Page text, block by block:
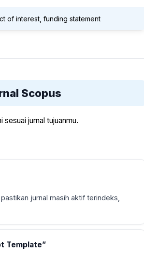
of interest, funding statement
Scopus
jurnal tujuanmu.
pastikan jurnal masih aktif terindeks,
Template”